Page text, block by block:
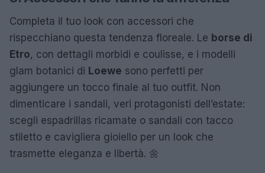
Completa il tuo look con accessori che
rispecchiano questa tendenza floreale. Le borse di
Etro, con dettagli morbidi e coulisse, e i modelli
glam botanici di Loewe sono perfetti per
aggiungere un tocco finale al tuo outfit. Non
dimenticare i sandali, veri protagonisti dell’estate:
scegli espadrillas ricamate o sandali con tacco
stiletto e cavigliera gioiello per un look che
trasmette eleganza e libertà. 🌼